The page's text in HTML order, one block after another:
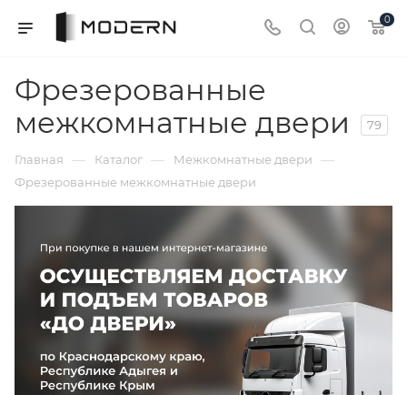
0
Фрезерованные
межкомнатные двери
79
Главная — Каталог — Межкомнатные двери —
Фрезерованные межкомнатные двери